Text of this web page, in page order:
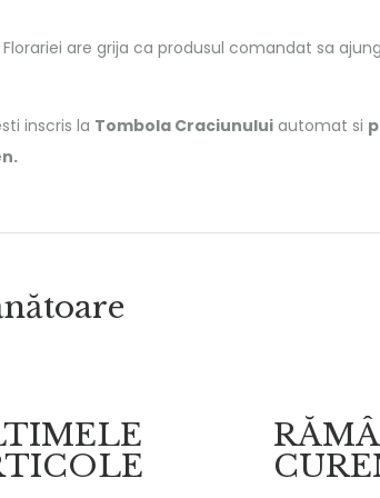
are grija ca produsul comandat sa
inscris la Tombola Craciunului automat si